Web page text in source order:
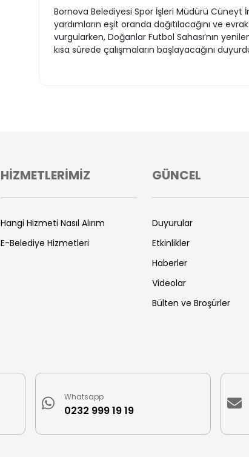
Bornova Belediyesi Spor İşleri Müdürü Cüneyt
yardımların eşit oranda dağıtılacağını ve
vurgularken, Doğanlar Futbol Sahası’nın
kısa sürede çalışmaların başlayacağını
HİZMETLERİMİZ
Hangi Hizmeti Nasıl Alırım
E-Belediye Hizmetleri
GÜNCEL
Duyurular
Etkinlikler
Haberler
Videolar
Bülten ve Broşürler
Whatsapp
0232 999 19 19